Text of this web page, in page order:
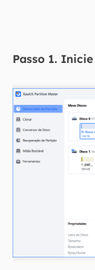
Passo 1.